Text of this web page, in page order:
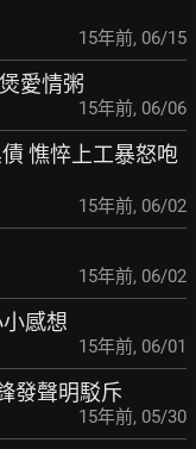
15年前, 06/15
愛情粥
15年前, 06/06
憔悴上工暴怒咆
15年前, 06/02
15年前, 06/02
感想
15年前, 06/01
發聲明駁斥
15年前, 05/30